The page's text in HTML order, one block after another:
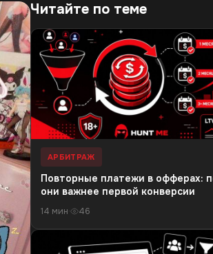
Читайте по теме
АРБИТРАЖ
Повторные платежи в офферах:
они важнее первой конверсии
14 мин· 46